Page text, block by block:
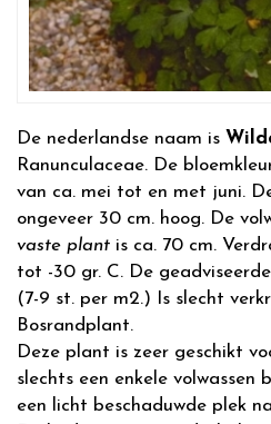
De nederlandse naam is
Ranunculaceae. De
van ca. mei tot en met juni.
ongeveer 30 cm. hoog. De
vaste plant is ca. 70 cm.
tot -30 gr. C. De
(7-9 st. per m2.) Is slecht
Bosrandplant.
Deze plant is zeer geschikt
slechts een enkele volwassen
een licht beschaduwde plek